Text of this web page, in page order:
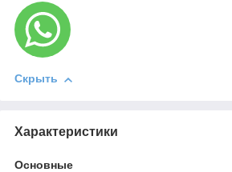
Скрыть
Характеристики
Основные